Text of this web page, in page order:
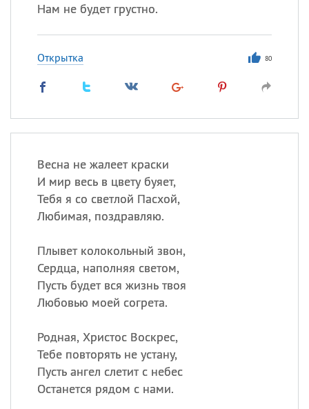
Нам не будет грустно.
Открытка 80
Весна не жалеет краски
И мир весь в цвету буяет,
Тебя я со светлой Пасхой,
Любимая, поздравляю.
Плывет колокольный звон,
Сердца, наполняя светом,
Пусть будет вся жизнь твоя
Любовью моей согрета.
Родная, Христос Воскрес,
Тебе повторять не устану,
Пусть ангел слетит с небес
Останется рядом с нами.